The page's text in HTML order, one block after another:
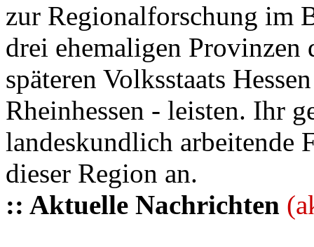
zur Regionalforschung im
drei ehemaligen Provinzen
späteren Volksstaats
Rheinhessen - leisten. Ihr
landeskundlich arbeitende
dieser Region an.
:: Aktuelle Nachrichten